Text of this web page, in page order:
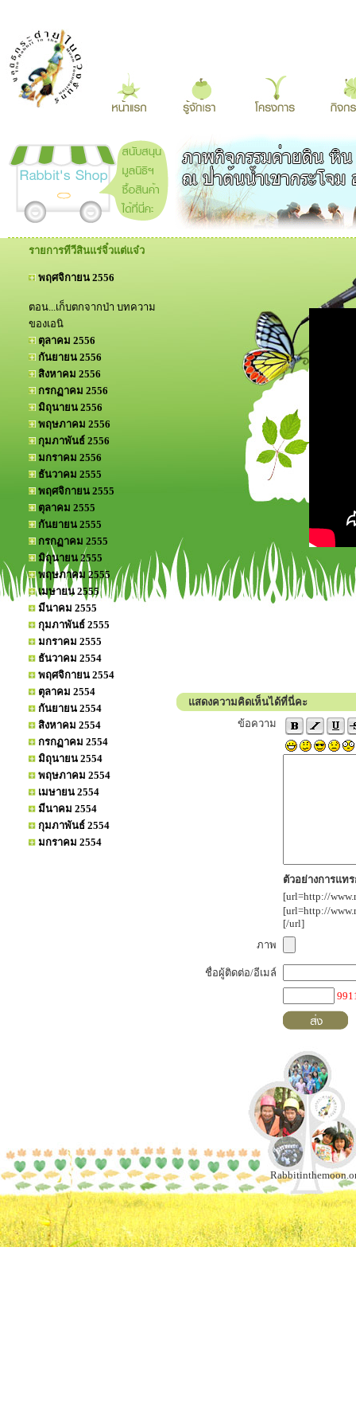
รายการทีวีสินแร่จิ๋วแต่แจ๋ว
พฤศจิกายน 2556
ตอน...เก็บตกจากป่า บทความ
ของเอนิ
ตุลาคม 2556
กันยายน 2556
สิงหาคม 2556
กรกฏาคม 2556
มิถุนายน 2556
พฤษภาคม 2556
กุมภาพันธ์ 2556
มกราคม 2556
ธันวาคม 2555
พฤศจิกายน 2555
ตุลาคม 2555
กันยายน 2555
กรกฏาคม 2555
มิถุนายน 2555
พฤษภาคม 2555
เมษายน 2555
มีนาคม 2555
กุมภาพันธ์ 2555
มกราคม 2555
ธันวาคม 2554
พฤศจิกายน 2554
ตุลาคม 2554
กันยายน 2554
สิงหาคม 2554
กรกฏาคม 2554
มิถุนายน 2554
พฤษภาคม 2554
เมษายน 2554
มีนาคม 2554
กุมภาพันธ์ 2554
มกราคม 2554
แสดงความคิดเห็นได้ที่นี่คะ
ข้อความ
ตัวอย่างการแท
[url=http://
[url=http://
[/url]
ภาพ
ชื่อผู้ติดต่อ/อีเมล์